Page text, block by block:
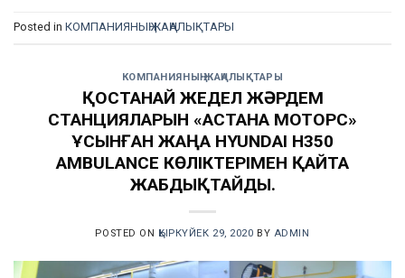
Posted in КОМПАНИЯНЫҢ ЖАҢАЛЫҚТАРЫ
КОМПАНИЯНЫҢ ЖАҢАЛЫҚТАРЫ
ҚОСТАНАЙ ЖЕДЕЛ ЖӘРДЕМ
СТАНЦИЯЛАРЫН «АСТАНА МОТОРС»
ҰСЫНҒАН ЖАҢА HYUNDAI H350
AMBULANCE КӨЛІКТЕРІМЕН ҚАЙТА
ЖАБДЫҚТАЙДЫ.
POSTED ON ҚЫРКҮЙЕК 29, 2020 BY ADMIN